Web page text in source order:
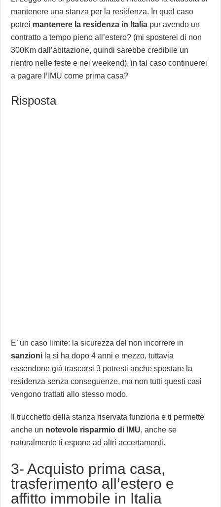
mantenere una stanza per la residenza. In quel caso
potrei mantenere la residenza in Italia pur avendo un
contratto a tempo pieno all’estero? (mi sposterei di non
300Km dall’abitazione, quindi sarebbe credibile un
rientro nelle feste e nei weekend). in tal caso continuerei
a pagare l’IMU come prima casa?
Risposta
E’ un caso limite: la sicurezza del non incorrere in
sanzioni la si ha dopo 4 anni e mezzo, tuttavia
essendone già trascorsi 3 potresti anche spostare la
residenza senza conseguenze, ma non tutti questi casi
vengono trattati allo stesso modo.
Il trucchetto della stanza riservata funziona e ti permette
anche un notevole risparmio di IMU, anche se
naturalmente ti espone ad altri accertamenti.
3- Acquisto prima casa,
trasferimento all’estero e
affitto immobile in Italia